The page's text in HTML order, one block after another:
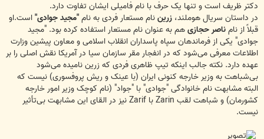
دکتر ظریف است و تنها یک حرف با نام فامیلی ایشان تفاوت دارد.
در داستان سریال هوملند، زریننام مستعار فردی به نام"مجید جوادی"است.او
قبلاً از نامناصر حجازیهم به عنوان نام مستعار استفاده کرده بود. "مجید
جوادی" یکی از فرماندهان سپاه پاسداران انقلاب اسلامی و معاون پیشین وزارت
اطلاعات معرفی می‌شود که در انفجار مقر سازمان سیا در آمریکا نقش اصلی را بر
عهده دارد. نکته جالب اینکه تیپ ظاهری فردی که زرین نامیده می‌شود
بی‌شباهت به وزیر خارجه کنونی ایران (با عینک و ریش پروفسوری) نیست که
البته مشابهت نام خانوادگی "جوادی" با "جواد" (نام کوچک وزیر امور خارجه
کشورمان) و شباهت لقب Zarin با Zarif نیز در القای این مشابهت بی‌تأثیر
نیست.